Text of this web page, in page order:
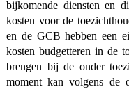
bijkomende diensten en
kosten voor de
en de GCB hebben een
kosten budgetteren in de
brengen bij de onder
moment kan volgens de